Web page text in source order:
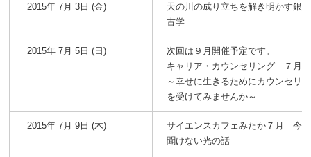
2015年 7月 3日 (金)
天の川の成り立ちを解き明かす銀
古学
2015年 7月 5日 (日)
次回は９月開催予定です。
キャリア・カウンセリング ７月
～幸せに生きるためにカウンセリ
を受けてみませんか～
2015年 7月 9日 (木)
サイエンスカフェみたか７月 今
聞けない光の話